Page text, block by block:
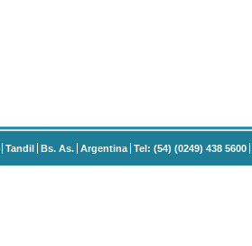
Tandil Bs. As. Argentina Tel: (54) (0249) 438 5600